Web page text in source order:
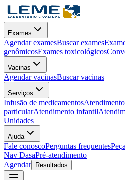
Exames
Agendar examesBuscar exames
genômicosExames toxicológicos
Vacinas
Agendar vacinasBuscar vacinas
Serviços
Infusão de medicamentos
particularAtendimento infantil
Unidades
Ajuda
Fale conoscoPerguntas frequentes
Nav DasaPré-atendimento
Agendar
Resultados